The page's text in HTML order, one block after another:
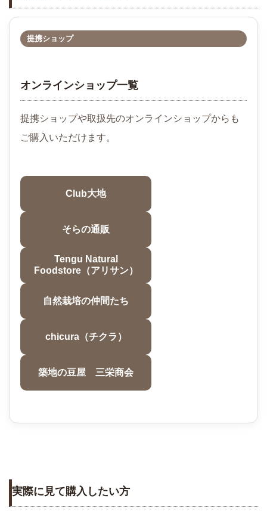
提携ショップ
オンラインショップ一覧
提携ショップや取扱先のオンラインショップからも
ご購入いただけます。
Club大地
そらの通販
Tengu Natural
Foodstore（アリサン）
自然栽培の仲間たち
chicura（チクラ）
築地の豆屋 三栄商会
実際に見て購入したい方